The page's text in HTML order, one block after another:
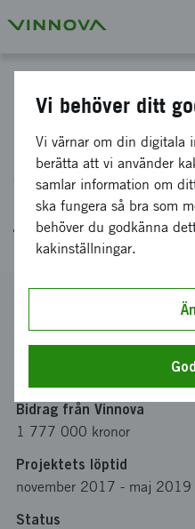
Sioo:x lasyr
generation
miljövänligt
träskydd
SIOO WOODPROTECTION
Bidrag från Vinnova
1 777 000 kronor
Projektets löptid
november 2017 - maj 2019
Status
Vi behöver ditt
Vi värnar om din digitala
berätta att vi använder
samlar information om
ska fungera så bra som
behöver du godkänna
kakinställningar.